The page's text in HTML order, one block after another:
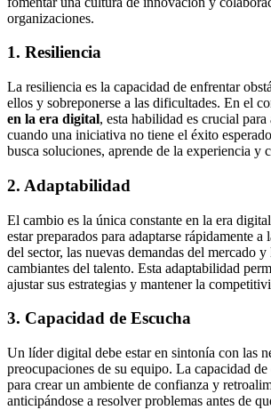
organizaciones.
1. Resiliencia
La resiliencia es la capacidad de enfrentar
ellos y sobreponerse a las dificultades. En el
en la era digital, esta habilidad es crucial para
cuando una iniciativa no tiene el éxito
busca soluciones, aprende de la experiencia y
2. Adaptabilidad
El cambio es la única constante en la era
estar preparados para adaptarse rápidamente a
del sector, las nuevas demandas del mercado y
cambiantes del talento. Esta adaptabilidad
ajustar sus estrategias y mantener la
3. Capacidad de Escucha
Un líder digital debe estar en sintonía con las
preocupaciones de su equipo. La capacidad de
para crear un ambiente de confianza y
anticipándose a resolver problemas antes de